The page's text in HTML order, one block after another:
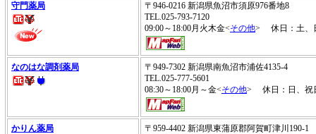
守門薬局
〒946-0216 新潟県魚沼市須原976番地8
TEL.025-793-7120
09:00～18:00月火木金<その他> 休日：土、
なのはな調剤薬局
〒949-7302 新潟県南魚沼市浦佐4135-4
TEL.025-777-5601
08:30～18:00月～金<その他> 休日：日、祝
かりん薬局
〒959-4402 新潟県東蒲原郡阿賀町津川190-1